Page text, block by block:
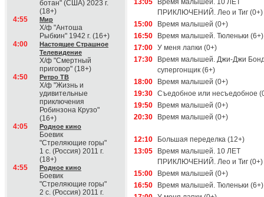
ботан" (США) 2023 г.
(18+)
4:55
Мир
Х/ф "Антоша
Рыбкин" 1942 г. (16+)
4:00
Настоящее Страшное
Телевидение
Х/ф "Смертный
приговор" (18+)
4:50
Ретро ТВ
Х/ф "Жизнь и
удивительные
приключения
Робинзона Крузо"
(16+)
4:05
Родное кино
Боевик
"Стреляющие горы"
1 с. (Россия) 2011 г.
(18+)
4:55
Родное кино
Боевик
"Стреляющие горы"
2 с. (Россия) 2011 г.
13:05
Время малышей. 10 ЛЕТ
ПРИКЛЮЧЕНИЙ. Лео и Тиг (0+)
15:00
Время малышей (0+)
16:50
Время малышей. Тюленьки (6+)
17:00 У меня лапки (0+)
17:30
Время малышей. Джи-Джи
супергонщик (6+)
18:00
Время малышей (0+)
19:30 Съедобное или несъедобное
19:50
Время малышей (0+)
20:30
Время малышей (0+)
12:10
Большая переделка (12+)
13:05
Время малышей. 10 ЛЕТ
ПРИКЛЮЧЕНИЙ. Лео и Тиг (0+)
15:00
Время малышей (0+)
16:50
Время малышей. Тюленьки (6+)